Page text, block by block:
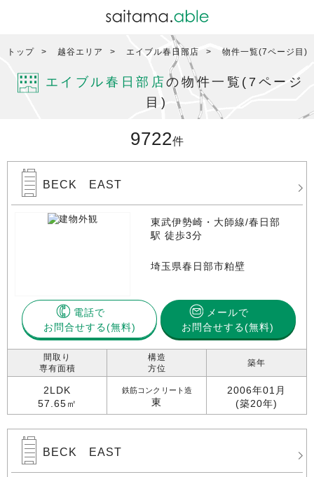
トップ 越谷エリア エイブル春日部店 物件一覧(7ページ目)
エイブル春日部店の物件一覧(7ページ
目)
9722件
BECK EAST
東武伊勢崎・大師線/春日部
駅 徒歩3分
埼玉県春日部市粕壁
電話で
お問合せする
メールで
お問合せする(無料)
間取り
専有面積
2LDK
57.65㎡
構造
方位
鉄筋コンクリート造
東
築年
2006年01月
(築20年)
BECK EAST